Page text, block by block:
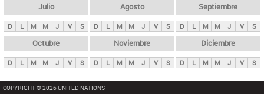
l
e
s
Julio
D L M M J V S
Agosto
D L M M J V S
Septiembre
D L M M J V S
Octubre
D L M M J V S
Noviembre
D L M M J V S
Diciembre
D L M M J V S
COPYRIGHT © 2026 UNITED NATIONS